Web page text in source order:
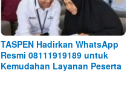
TASPEN Hadirkan WhatsApp
Resmi 08111919189 untuk
Kemudahan Layanan Peserta